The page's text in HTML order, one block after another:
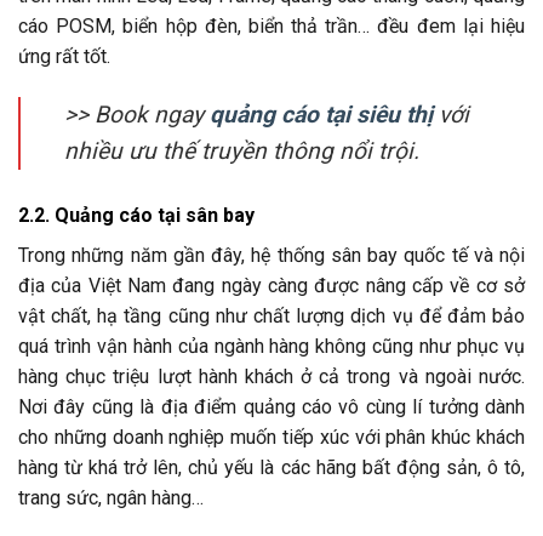
cáo POSM, biển hộp đèn, biển thả trần… đều đem lại hiệu
ứng rất tốt.
>> Book ngayquảng cáo tại siêu thịvới
nhiều ưu thế truyền thông nổi trội.
2.2. Quảng cáo tại sân bay
Trong những năm gần đây, hệ thống sân bay quốc tế và nội
địa của Việt Nam đang ngày càng được nâng cấp về cơ sở
vật chất, hạ tầng cũng như chất lượng dịch vụ để đảm bảo
quá trình vận hành của ngành hàng không cũng như phục vụ
hàng chục triệu lượt hành khách ở cả trong và ngoài nước.
Nơi đây cũng là địa điểm quảng cáo vô cùng lí tưởng dành
cho những doanh nghiệp muốn tiếp xúc với phân khúc khách
hàng từ khá trở lên, chủ yếu là các hãng bất động sản, ô tô,
trang sức, ngân hàng…